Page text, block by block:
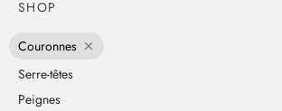
SHOP
Couronnes
Serre-têtes
Peignes